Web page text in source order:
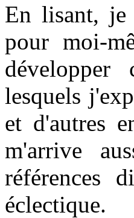
En lisant, je
pour moi-
développer
lesquels
et d'autres
m'arrive
références
éclectique.